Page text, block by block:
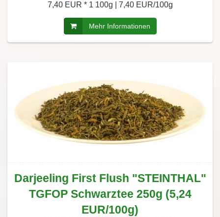
7,40 EUR * 1 100g | 7,40 EUR/100g
Mehr Informationen
Darjeeling First Flush "STEINTHAL"
TGFOP Schwarztee 250g (5,24
EUR/100g)